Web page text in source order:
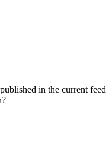
in the current feed